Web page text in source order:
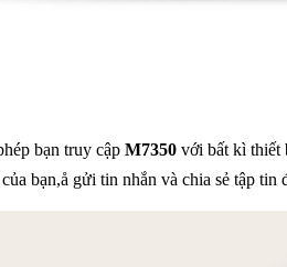
bạn truy cập M7350 với bất kì thiết
bạn,å gửi tin nhắn và chia sẻ tập